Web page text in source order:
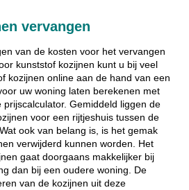
vervangen
van de kosten voor het vervangen
kunststof kozijnen kunt u bij veel
kozijnen online aan de hand van een
uw woning laten berekenen met
prijscalculator. Gemiddeld liggen de
voor een rijtjeshuis tussen de
ook van belang is, is het gemak
verwijderd kunnen worden. Het
gaat doorgaans makkelijker bij
dan bij een oudere woning. De
van de kozijnen uit deze